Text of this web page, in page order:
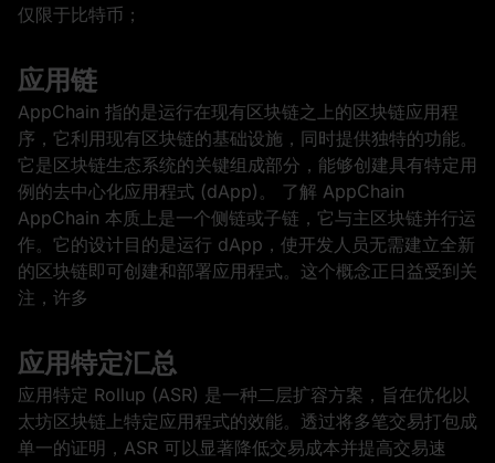
仅限于比特币；
应用链
AppChain 指的是运行在现有区块链之上的区块链应用程
序，它利用现有区块链的基础设施，同时提供独特的功能。
它是区块链生态系统的关键组成部分，能够创建具有特定用
例的去中心化应用程式 (dApp)。 了解 AppChain
AppChain 本质上是一个侧链或子链，它与主区块链并行运
作。它的设计目的是运行 dApp，使开发人员无需建立全新
的区块链即可创建和部署应用程式。这个概念正日益受到关
注，许多
应用特定汇总
应用特定 Rollup (ASR) 是一种二层扩容方案，旨在优化以
太坊区块链上特定应用程式的效能。透过将多笔交易打包成
单一的证明，ASR 可以显著降低交易成本并提高交易速